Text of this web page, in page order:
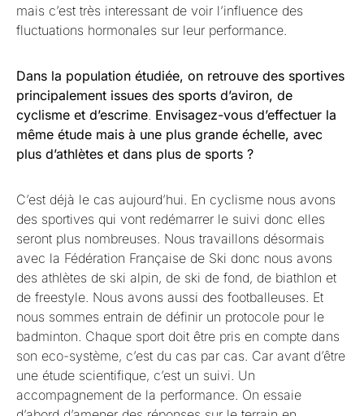
mais c’est très interessant de voir l’influence des
fluctuations hormonales sur leur performance.
Dans la population étudiée, on retrouve des sportives
principalement issues des sports d’aviron, de
cyclisme et d’escrime. Envisagez-vous d’effectuer la
même étude mais à une plus grande échelle, avec
plus d’athlètes et dans plus de sports ?
C’est déjà le cas aujourd’hui. En cyclisme nous avons
des sportives qui vont redémarrer le suivi donc elles
seront plus nombreuses. Nous travaillons désormais
avec la Fédération Française de Ski donc nous avons
des athlètes de ski alpin, de ski de fond, de biathlon et
de freestyle. Nous avons aussi des footballeuses. Et
nous sommes entrain de définir un protocole pour le
badminton. Chaque sport doit être pris en compte dans
son eco-système, c’est du cas par cas. Car avant d’être
une étude scientifique, c’est un suivi. Un
accompagnement de la performance. On essaie